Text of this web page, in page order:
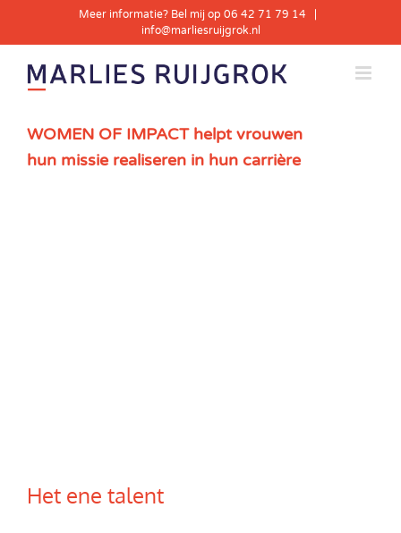
Meer informatie? Bel mij op 06 42 71 79 14
info@marliesruijgrok.nl
WOMEN OF IMPACT helpt vrouwen
hun missie realiseren in hun carrière
Het ene talent